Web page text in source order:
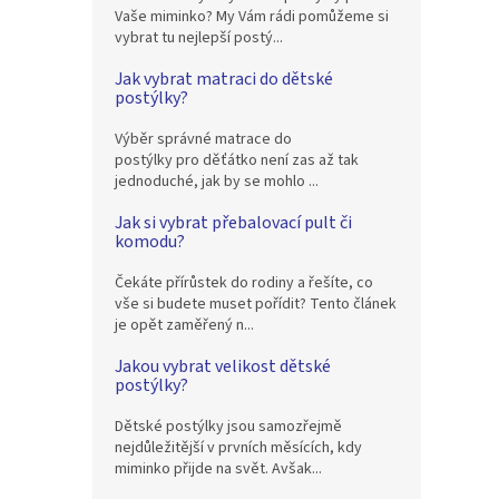
Vaše miminko? My Vám rádi pomůžeme si
vybrat tu nejlepší postý...
Jak vybrat matraci do dětské
postýlky?
Výběr správné matrace do
postýlky pro děťátko není zas až tak
jednoduché, jak by se mohlo ...
Jak si vybrat přebalovací pult či
komodu?
Čekáte přírůstek do rodiny a řešíte, co
vše si budete muset pořídit? Tento článek
je opět zaměřený n...
Jakou vybrat velikost dětské
postýlky?
Dětské postýlky jsou samozřejmě
nejdůležitější v prvních měsících, kdy
miminko přijde na svět. Avšak...